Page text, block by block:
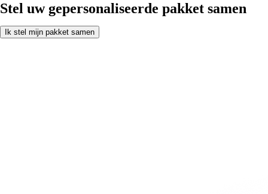
Stel uw gepersonaliseerde pakket samen
Ik stel mijn pakket samen